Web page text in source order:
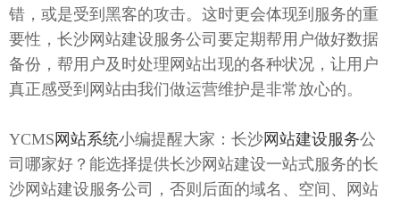
错，或是受到黑客的攻击。这时更会体现到服务的重
要性，长沙网站建设服务公司要定期帮用户做好数据
备份，帮用户及时处理网站出现的各种状况，让用户
真正感受到网站由我们做运营维护是非常放心的。
YCMS 网站系统小编提醒大家：长沙网站建设服务公
司哪家好？能选择提供长沙网站建设一站式服务的长
沙网站建设服务公司，否则后面的域名、空间、网站